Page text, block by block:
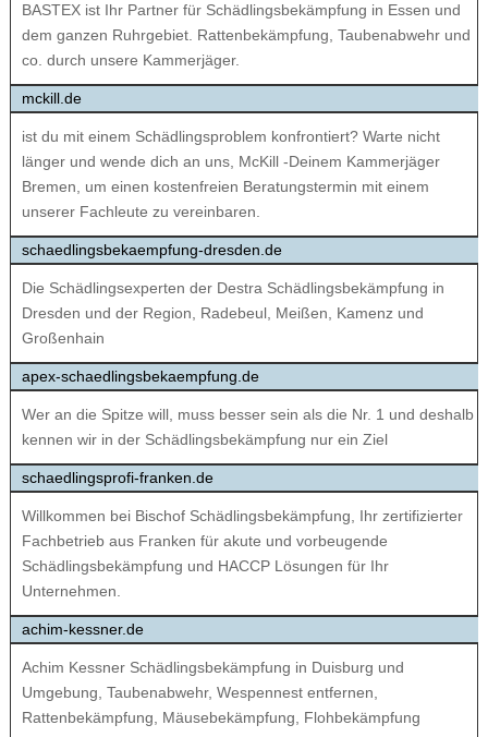
BASTEX ist Ihr Partner für Schädlingsbekämpfung in Essen und
dem ganzen Ruhrgebiet. Rattenbekämpfung, Taubenabwehr und
co. durch unsere Kammerjäger.
mckill.de
ist du mit einem Schädlingsproblem konfrontiert? Warte nicht
länger und wende dich an uns, McKill -Deinem Kammerjäger
Bremen, um einen kostenfreien Beratungstermin mit einem
unserer Fachleute zu vereinbaren.
schaedlingsbekaempfung-dresden.de
Die Schädlingsexperten der Destra Schädlingsbekämpfung in
Dresden und der Region, Radebeul, Meißen, Kamenz und
Großenhain
apex-schaedlingsbekaempfung.de
Wer an die Spitze will, muss besser sein als die Nr. 1 und deshalb
kennen wir in der Schädlingsbekämpfung nur ein Ziel
schaedlingsprofi-franken.de
Willkommen bei Bischof Schädlingsbekämpfung, Ihr zertifizierter
Fachbetrieb aus Franken für akute und vorbeugende
Schädlingsbekämpfung und HACCP Lösungen für Ihr
Unternehmen.
achim-kessner.de
Achim Kessner Schädlingsbekämpfung in Duisburg und
Umgebung, Taubenabwehr, Wespennest entfernen,
Rattenbekämpfung, Mäusebekämpfung, Flohbekämpfung